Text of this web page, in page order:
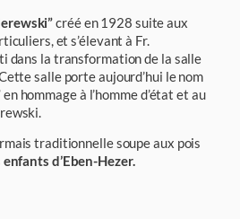
créé en 1928 suite aux
et s’élevant à Fr.
dans la transformation de la salle
salle porte aujourd’hui le nom
en hommage à l’homme d’état et au
traditionnelle soupe aux pois
d’Eben-Hezer.